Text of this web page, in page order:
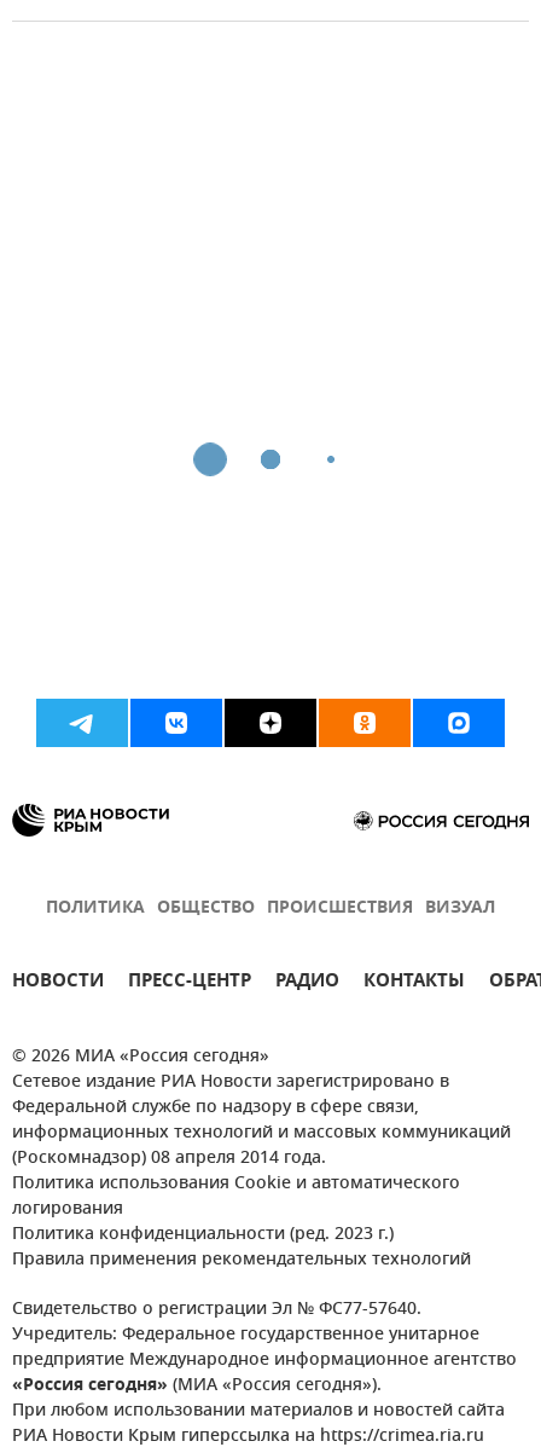
ПОЛИТИКА ОБЩЕСТВО ПРОИСШЕСТВИЯ ВИЗУАЛ
НОВОСТИ ПРЕСС-ЦЕНТР РАДИО КОНТАКТЫ
© 2026 МИА «Россия сегодня»
Сетевое издание РИА Новости зарегистрировано в
Федеральной службе по надзору в сфере связи,
информационных технологий и массовых коммуникаций
(Роскомнадзор) 08 апреля 2014 года.
Политика использования Cookie и автоматического
логирования
Политика конфиденциальности (ред. 2023 г.)
Правила применения рекомендательных технологий
Свидетельство о регистрации Эл № ФС77-57640.
Учредитель: Федеральное государственное унитарное
предприятие Международное информационное агентство
«Россия сегодня» (МИА «Россия сегодня»).
При любом использовании материалов и новостей сайта
РИА Новости Крым гиперссылка на https://crimea.ria.ru